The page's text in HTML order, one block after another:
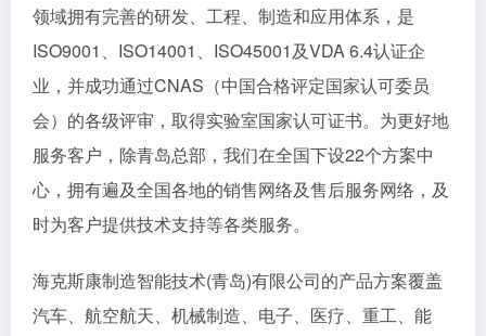
领域拥有完善的研发、工程、制造和应用体系，是
ISO9001、ISO14001、ISO45001及VDA 6.4认证企
业，并成功通过CNAS（中国合格评定国家认可委员
会）的各级评审，取得实验室国家认可证书。为更好地
服务客户，除青岛总部，我们在全国下设22个方案中
心，拥有遍及全国各地的销售网络及售后服务网络，及
时为客户提供技术支持等各类服务。
海克斯康制造智能技术(青岛)有限公司的产品方案覆盖
汽车、航空航天、机械制造、电子、医疗、重工、能